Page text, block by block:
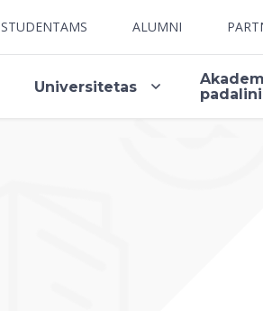
STUDENTAMS ALUMNI
Universitetas